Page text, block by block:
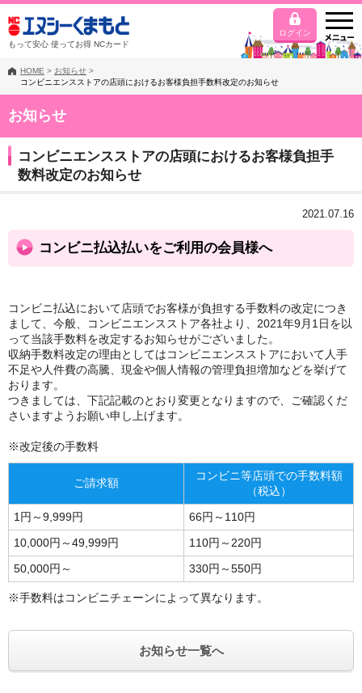
もって安心 使ってお得 NCカード
ログイン
HOME > お知らせ >
コンビニエンスストアの店頭におけるお客様負担手数料改定のお知らせ
お知らせ
コンビニエンスストアの店頭におけるお客様負担手
数料改定のお知らせ
2021.07.16
コンビニ払込払いをご利用の会員様へ
コンビニ払込において店頭でお客様が負担する手数料の改定につき
まして、今般、コンビニエンスストア各社より、2021年9月1日を以
って当該手数料を改定するお知らせがございました。
収納手数料改定の理由としてはコンビニエンスストアにおいて人手
不足や人件費の高騰、現金や個人情報の管理負担増加などを挙げて
おります。
つきましては、下記記載のとおり変更となりますので、ご確認くだ
さいますようお願い申し上げます。
※改定後の手数料
ご請求額
コンビニ等店頭での手数料額
（税込）
1円～9,999円
66円～110円
10,000円～49,999円
110円～220円
50,000円～
330円～550円
※手数料はコンビニチェーンによって異なります。
お知らせ一覧へ